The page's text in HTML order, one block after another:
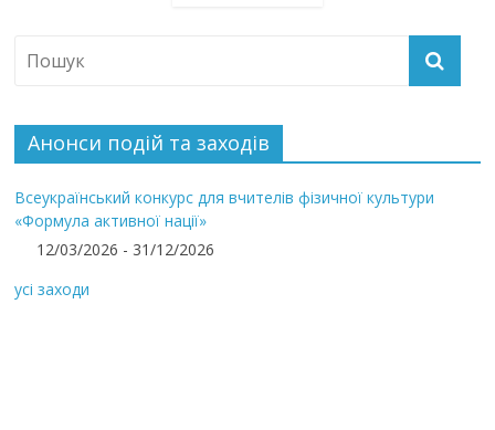
Анонси подій та заходів
Всеукраїнський конкурс для вчителів фізичної культури
«Формула активної нації»
12/03/2026 - 31/12/2026
усі заходи